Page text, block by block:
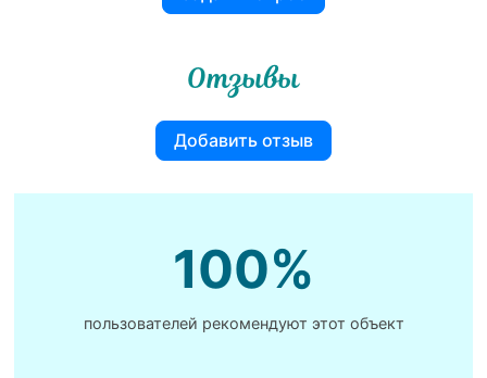
Отзывы
Добавить отзыв
100%
пользователей рекомендуют этот объект